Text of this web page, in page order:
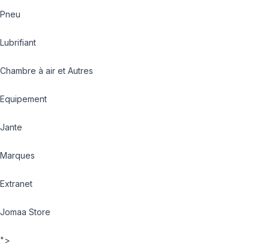
Pneu
Lubrifiant
Chambre à air et Autres
Equipement
Jante
Marques
Extranet
Jomaa Store
">